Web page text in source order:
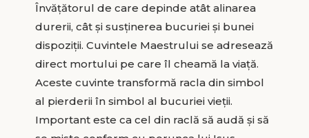
Învățătorul de care depinde atât alinarea
durerii, cât și susținerea bucuriei și bunei
dispoziții. Cuvintele Maestrului se adresează
direct mortului pe care îl cheamă la viață.
Aceste cuvinte transformă racla din simbol
al pierderii în simbol al bucuriei vieții.
Important este ca cel din raclă să audă și să